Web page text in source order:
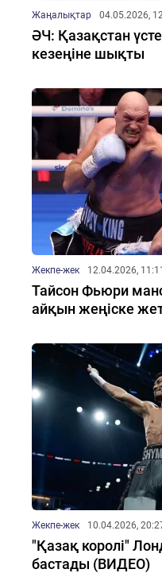
Жаңалықтар 04.05.2026,
ӘЧ: Қазақстан
кезеңіне шықты
Жекпе-жек 12.04.2026, 11:11
Тайсон Фьюри
айқын жеңіске
Жекпе-жек 10.04.2026,
"Қазақ королі"
бастады (ВИДЕО)